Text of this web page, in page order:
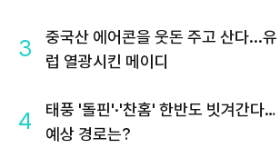
3
중국산 에어콘을 웃돈 주고 산다...유
럽 열광시킨 메이디
4
태풍 '돌핀'·'찬홈' 한반도 빗겨간다…
예상 경로는?